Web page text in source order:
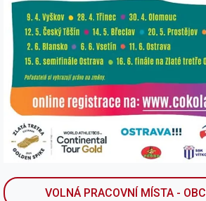
VOLNÁ PRACOVNÍ MÍSTA -